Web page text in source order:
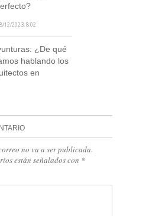
12/2023, 8:02
¿De qué
hablando los
en
no va a ser publicada.
están señalados con *